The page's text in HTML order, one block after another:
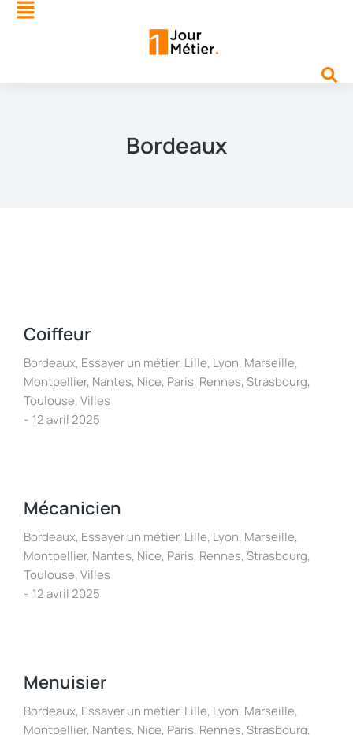
Bordeaux
Coiffeur
Bordeaux, Essayer un métier, Lille, Lyon, Marseille,
Montpellier, Nantes, Nice, Paris, Rennes, Strasbourg,
Toulouse, Villes
12 avril 2025
Mécanicien
Bordeaux, Essayer un métier, Lille, Lyon, Marseille,
Montpellier, Nantes, Nice, Paris, Rennes, Strasbourg,
Toulouse, Villes
12 avril 2025
Menuisier
Bordeaux, Essayer un métier, Lille, Lyon, Marseille,
Montpellier, Nantes, Nice, Paris, Rennes, Strasbourg,